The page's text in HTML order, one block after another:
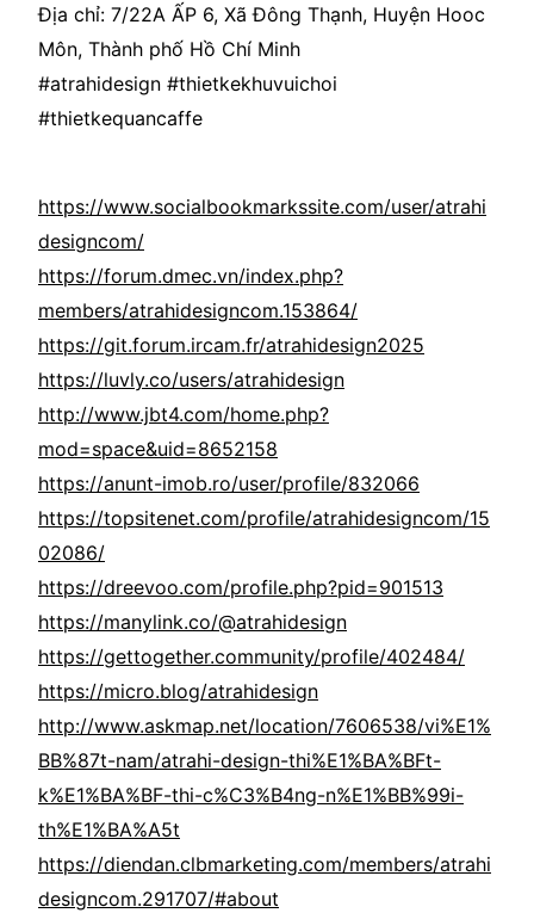
Địa chỉ: 7/22A ẤP 6, Xã Đông Thạnh, Huyện Hooc
Môn, Thành phố Hồ Chí Minh
#atrahidesign #thietkekhuvuichoi
#thietkequancaffe
https://www.socialbookmarkssite.com/user/atrahi
designcom/
https://forum.dmec.vn/index.php?
members/atrahidesigncom.153864/
https://git.forum.ircam.fr/atrahidesign2025
https://luvly.co/users/atrahidesign
http://www.jbt4.com/home.php?
mod=space&uid=8652158
https://anunt-imob.ro/user/profile/832066
https://topsitenet.com/profile/atrahidesigncom/15
02086/
https://dreevoo.com/profile.php?pid=901513
https://manylink.co/@atrahidesign
https://gettogether.community/profile/402484/
https://micro.blog/atrahidesign
http://www.askmap.net/location/7606538/vi%E1%
BB%87t-nam/atrahi-design-thi%E1%BA%BFt-
k%E1%BA%BF-thi-c%C3%B4ng-n%E1%BB%99i-
th%E1%BA%A5t
https://diendan.clbmarketing.com/members/atrahi
designcom.291707/#about